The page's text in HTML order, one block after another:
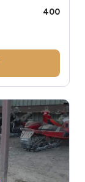
400